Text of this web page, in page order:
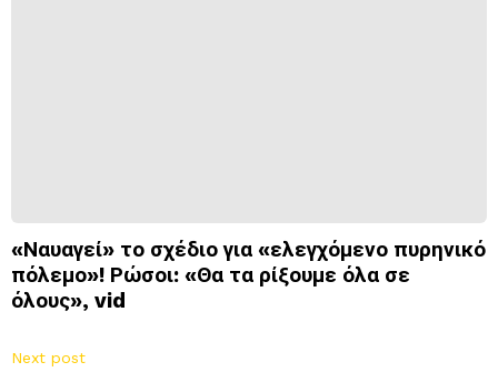
«Ναυαγεί» το σχέδιο για «ελεγχόμενο πυρηνικό
πόλεμο»! Ρώσοι: «Θα τα ρίξουμε όλα σε
όλους», vid
Next post